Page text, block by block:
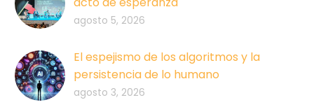
agosto 5, 2026
El espejismo de los algoritmos y la
persistencia de lo humano
agosto 3, 2026